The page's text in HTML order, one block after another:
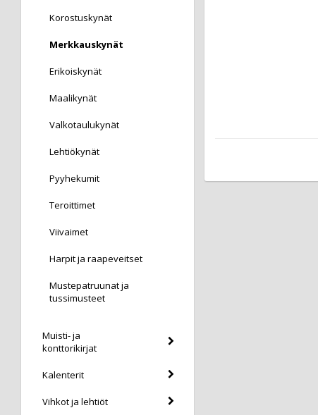
Korostuskynät
Merkkauskynät
Erikoiskynät
Maalikynät
Valkotaulukynät
Lehtiökynät
Pyyhekumit
Teroittimet
Viivaimet
Harpit ja raapeveitset
Mustepatruunat ja
tussimusteet
Muisti- ja
konttorikirjat
Kalenterit
Vihkot ja lehtiöt